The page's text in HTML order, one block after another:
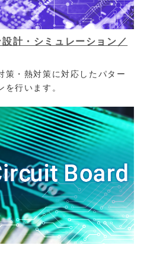
計・シミュレーション／
策・熱対策に対応したパター
を行います。